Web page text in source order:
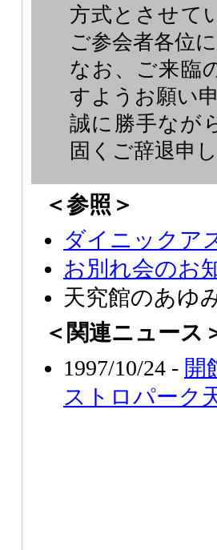
方式とさせて
ご参会者各位
なお、ご来臨
すようお願い
誠に勝手な
固くご辞退申
＜参照＞
ダイニックア
お別れ会のお
天究館のあゆ
＜関連ニュース
1997/10/24 - 開
ストロパーク